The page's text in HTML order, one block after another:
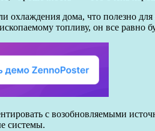
дома, что полезно
топливу, он все равно
с возобновляемыми
системы.